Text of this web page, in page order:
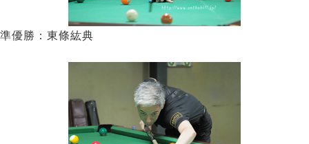
準優勝：東條紘典